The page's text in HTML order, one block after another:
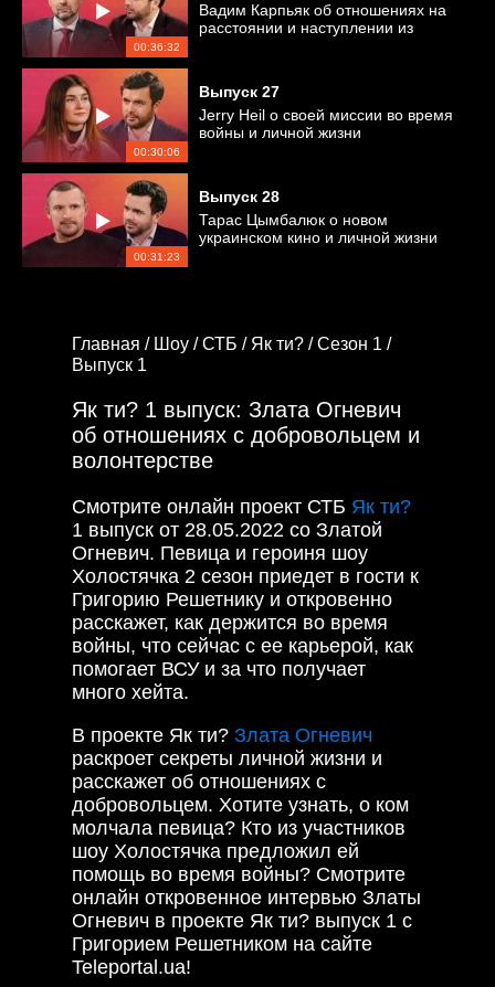
00:36:32
Вадим Карпьяк об отношениях на
расстоянии и наступлении из
00:30:06
Выпуск 27
Jerry Heil о своей миссии во время
войны и личной жизни
00:31:23
Выпуск 28
Тарас Цымбалюк о новом
украинском кино и личной жизни
Главная / Шоу /СТБ / Як ти? /Сезон 1 /
Выпуск 1
Як ти? 1 выпуск: Злата Огневич
об отношениях с добровольцем и
волонтерстве
Смотрите онлайн проект СТБ Як ти?
1 выпуск от 28.05.2022 со Златой
Огневич. Певица и героиня шоу
Холостячка 2 сезон приедет в гости к
Григорию Решетнику и откровенно
расскажет, как держится во время
войны, что сейчас с ее карьерой, как
помогает ВСУ и за что получает
много хейта.
В проекте Як ти? Злата Огневич
раскроет секреты личной жизни и
расскажет об отношениях с
добровольцем. Хотите узнать, о ком
молчала певица? Кто из участников
шоу Холостячка предложил ей
помощь во время войны? Смотрите
онлайн откровенное интервью Златы
Огневич в проекте Як ти? выпуск 1 с
Григорием Решетником на сайте
Teleportal.ua!